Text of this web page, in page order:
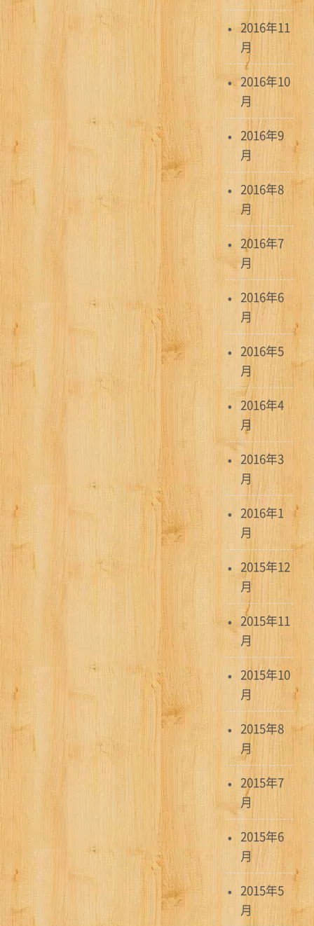
2016年11
月
2016年10
月
2016年9
月
2016年8
月
2016年7
月
2016年6
月
2016年5
月
2016年4
月
2016年3
月
2016年1
月
2015年12
月
2015年11
月
2015年10
月
2015年8
月
2015年7
月
2015年6
月
2015年5
月